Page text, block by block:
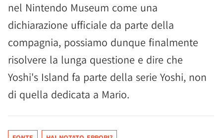
nel Nintendo Museum come una
dichiarazione ufficiale da parte della
compagnia, possiamo dunque finalmente
risolvere la lunga questione e dire che
Yoshi's Island fa parte della serie Yoshi, non
di quella dedicata a Mario.